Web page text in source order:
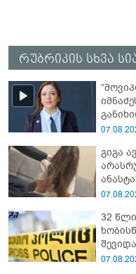
რუბრიკის სხვა
გიგა
32
იპოვეს